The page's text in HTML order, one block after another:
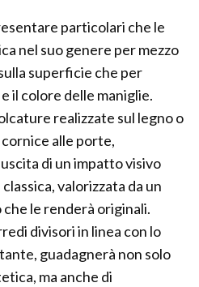
particolari che le
nel suo genere per mezzo
superficie che per
il colore delle maniglie.
realizzate sul legno o
alle porte,
di un impatto visivo
valorizzata da un
le renderà originali.
divisori in linea con lo
guadagnerà non solo
ma anche di